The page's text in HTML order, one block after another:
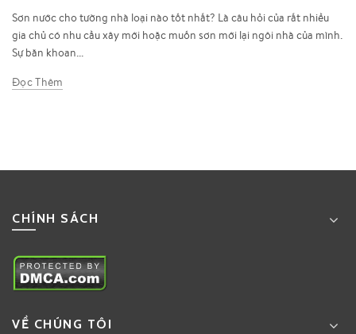
Sơn nước cho tường nhà loại nào tốt nhất? Là câu hỏi của rất nhiều
gia chủ có nhu cầu xây mới hoặc muốn sơn mới lại ngôi nhà của mình.
Sự băn khoan...
Đọc Thêm
CHÍNH SÁCH
VỀ CHÚNG TÔI